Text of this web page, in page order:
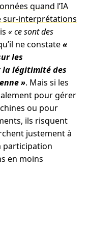
quand l’IA
sur-interprétations
« ce sont des
ne constate«
les
la légitimité des
». Mais si les
pour gérer
ou pour
ils risquent
justement à
participation
en moins